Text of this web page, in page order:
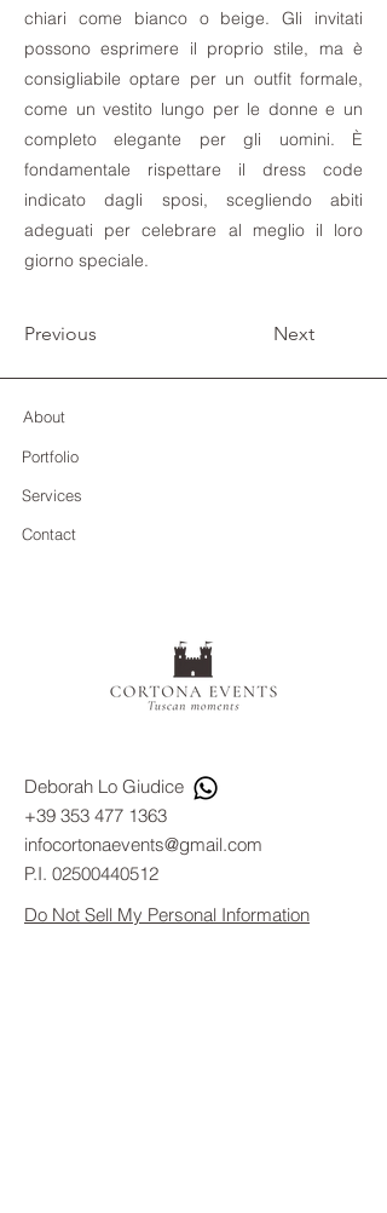
chiari come bianco o beige. Gli invitati
possono esprimere il proprio stile, ma è
consigliabile optare per un outfit formale,
come un vestito lungo per le donne e un
completo elegante per gli uomini. È
fondamentale rispettare il dress code
indicato dagli sposi, scegliendo abiti
adeguati per celebrare al meglio il loro
giorno speciale.
Previous Next
About
Portfolio
Services
Contact
Deborah Lo Giudice​
+39 353 477 1363
infocortonaevents@gmail.com
P.I. 02500440512
Do Not Sell My Personal Information